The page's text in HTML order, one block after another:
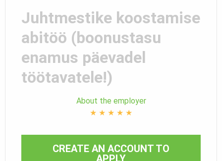
Juhtmestike koostamise
abitöö (boonustasu
enamus päevadel
töötavatele!)
About the employer
★ ★ ★ ★ ★
CREATE AN ACCOUNT TO
APPLY